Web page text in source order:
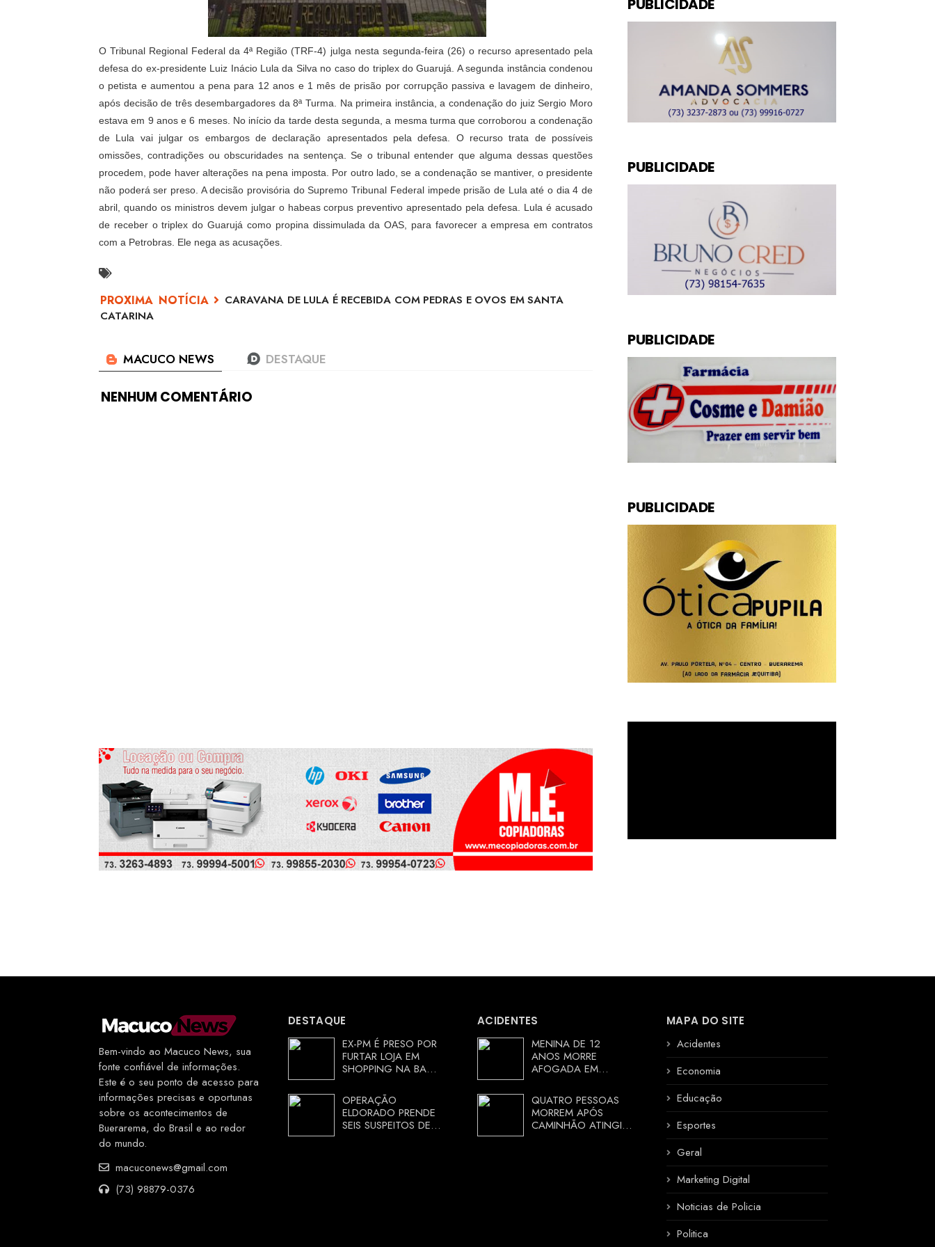
O Tribunal Regional Federal da 4ª Região (TRF-4) julga nesta segunda-feira (26) o recurso apresentado pela
defesa do ex-presidente Luiz Inácio Lula da Silva no caso do triplex do Guarujá. A segunda instância condenou
o petista e aumentou a pena para 12 anos e 1 mês de prisão por corrupção passiva e lavagem de dinheiro,
após decisão de três desembargadores da 8ª Turma. Na primeira instância, a condenação do juiz Sergio Moro
estava em 9 anos e 6 meses. No início da tarde desta segunda, a mesma turma que corroborou a condenação
de Lula vai julgar os embargos de declaração apresentados pela defesa. O recurso trata de possíveis
omissões, contradições ou obscuridades na sentença. Se o tribunal entender que alguma dessas questões
procedem, pode haver alterações na pena imposta. Por outro lado, se a condenação se mantiver, o presidente
não poderá ser preso. A decisão provisória do Supremo Tribunal Federal impede prisão de Lula até o dia 4 de
abril, quando os ministros devem julgar o habeas corpus preventivo apresentado pela defesa. Lula é acusado
de receber o triplex do Guarujá como propina dissimulada da OAS, para favorecer a empresa em contratos
com a Petrobras. Ele nega as acusações.
CARAVANA DE LULA É RECEBIDA COM PEDRAS E OVOS EM SANTA
CATARINA
NENHUM COMENTÁRIO
PUBLICIDADE
PUBLICIDADE
PUBLICIDADE
PUBLICIDADE
Bem-vindo ao Macuco News, sua
fonte confiável de informações.
Este é o seu ponto de acesso para
informações precisas e oportunas
sobre os acontecimentos de
Buerarema, do Brasil e ao redor
do mundo.
macuconews@gmail.com
(73) 98879-0376
DESTAQUE
EX-PM É PRESO POR
FURTAR LOJA EM
SHOPPING NA BAHIA
CORRENDO DE
DELEGACIA
OPERAÇÃO
ELDORADO PRENDE
SEIS SUSPEITOS DE
ACIDENTES
MENINA DE 12
ANOS MORRE
AFOGADA EM
RURAL DE ARACI,
BAHIA; POLÍCIA
INVESTIGA
CIRCUNSTÂNCIAS
QUATRO PESSOAS
MORREM APÓS
CAMINHÃO ATINGIR
MAPA DO SITE
Acidentes
Economia
Educação
Esportes
Geral
Marketing Digital
Noticias de Policia
Politica